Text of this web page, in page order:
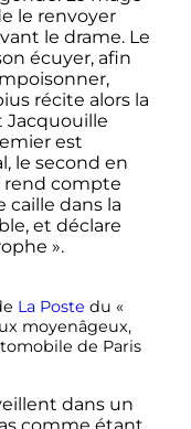
le renvoyer
le drame. Le
écuyer, afin
récite alors la
Jacquouille
est
le second en
rend compte
caille dans la
et déclare
».
La Poste du «
moyenâgeux,
de Paris
dans un